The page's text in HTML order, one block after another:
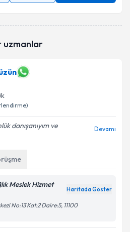
uzmanlar
danışanıyım ve
Devamı
Meslek Hizmet
Haritada Göster
No:13 Kat:2 Daire:5, 11100